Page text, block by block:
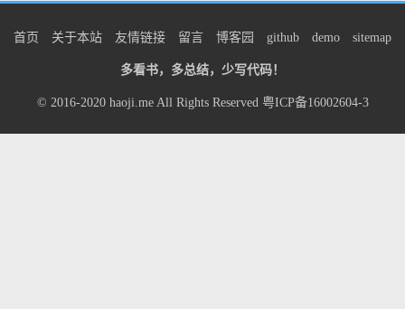
首页 关于本站 友情链接 留言 博客园 github demo sitemap
多看书，多总结，少写代码！
© 2016-2020 haoji.meAll Rights Reserved 粤ICP备16002604-3